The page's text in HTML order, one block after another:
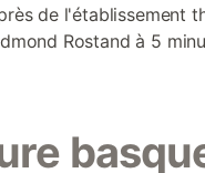
de l'établissement
Rostand à 5